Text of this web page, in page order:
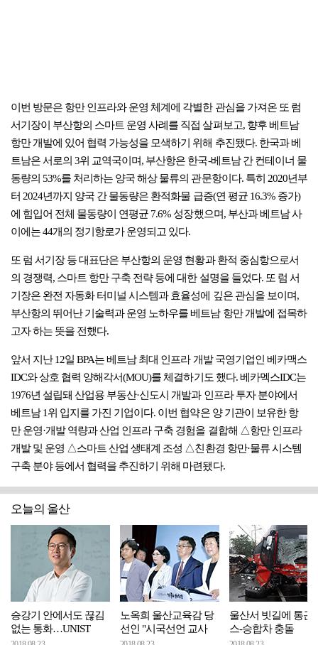
이번 방문은 항만 인프라와 운영 체계에 각별한 관심을 가져온 또 럼
서기장이 부산항의 스마트 운영 사례를 직접 살펴보고, 향후 베트남
항만 개발에 있어 협력 가능성을 모색하기 위해 추진됐다. 한국과 베
트남은 서로의 3위 교역국이며, 부산항은 한국-베트남 간 컨테이너 물
동량의 53%를 처리하는 양국 해상 물류의 관문항이다. 특히 2020년부
터 2024년까지 양국 간 물동량은 환적화물 급증(연 평균 16.3% 증가)
에 힘입어 전체 물동량이 연평균 7.6% 성장했으며, 부산과 베트남 사
이에는 44개의 정기항로가 운영되고 있다.
또 럼 서기장 등 대표단은 부산항의 운영 현황과 환적 중심항으로서
의 경쟁력, 스마트 항만 구축 전략 등에 대한 설명을 들었다. 또 럼 서
기장은 완전 자동화 터미널 시스템과 효율성에 깊은 관심을 보이며,
부산항의 뛰어난 기술력과 운영 노하우를 베트남 항만 개발에 접목하
고자 하는 뜻을 전했다.
앞서 지난 12일 BPA는 베트남 최대 인프라 개발 국영기업인 베카맥스
IDC와 상호 협력 양해각서(MOU)를 체결하기도 했다. 베카멕스IDC는
1976년 설립돼 산업용 부동산·신도시 개발과 인프라 투자 분야에서
베트남 1위 입지를 가진 기업이다. 이번 협약은 양 기관이 보유한 항
만 운영·개발 역량과 산업 인프라 구축 경험을 결합해 △항만 인프라
개발 및 운영 △스마트 산업 생태계 조성 △친환경 항만·물류 시스템
구축 분야 등에서 협력을 추진하기 위해 마련됐다.
오늘의 울산
승강기 안에서도 끊김
없는 통화…UNIST
노옥희 울산교육감 당
선인 "시국선언 교사
울산서 빗길에 통근
스-승합차 충돌